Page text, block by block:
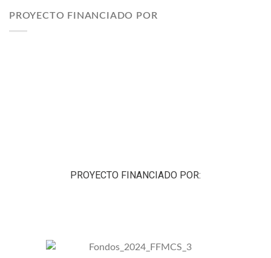
PROYECTO FINANCIADO POR
PROYECTO FINANCIADO POR: